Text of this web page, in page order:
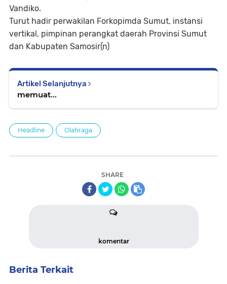
Vandiko.
Turut hadir perwakilan Forkopimda Sumut, instansi
vertikal, pimpinan perangkat daerah Provinsi Sumut
dan Kabupaten Samosir(n)
Artikel Selanjutnya
memuat...
Headline Olahraga
SHARE
komentar
Berita Terkait